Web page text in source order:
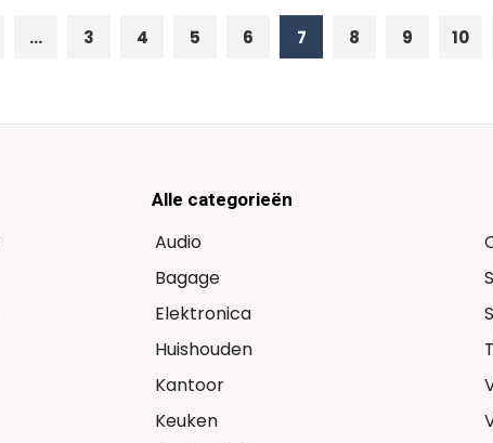
... 3 4 5 6 7 8 9 10
Alle categorieën
Audio
Bagage
Elektronica
Huishouden
Kantoor
Keuken